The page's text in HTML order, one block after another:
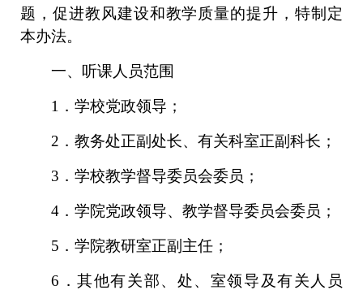
题，促进教风建设和教学质量的提升，特制定
本办法。
一、听课人员范围
1．学校党政领导；
2．教务处正副处长、有关科室正副科长；
3．学校教学督导委员会委员；
4．学院党政领导、教学督导委员会委员；
5．学院教研室正副主任；
6．其他有关部、处、室领导及有关人员